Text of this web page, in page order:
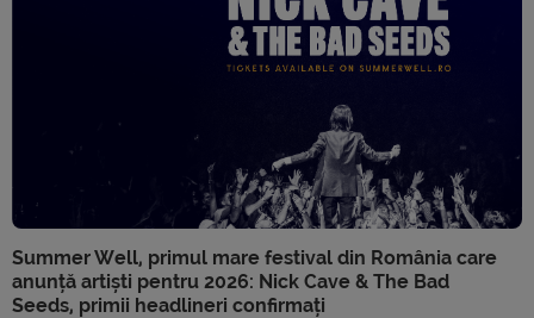
Summer Well, primul mare festival din România care
anunță artiști pentru 2026: Nick Cave & The Bad
Seeds, primii headlineri confirmați